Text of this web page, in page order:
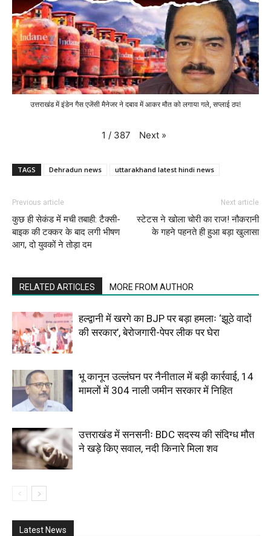
उत्तराखंड में इंडेन गैस एजेंसी मैनेजर ने दबाव में आकर मौत को लगाया गले, सप्लाई ठप!
1 / 387 Next »
TAGS Dehradun news uttarakhand latest hindi news
Previous article
कुछ ही सेकंड में मची तबाही: टैक्सी-
बाइक की टक्कर के बाद लगी भीषण
आग, दो युवकों ने तोड़ा दम
Next article
स्टेटस ने खोला चोरी का राज! नौकरानी
के गहने पहनते ही हुआ बड़ा खुलासा
RELATED ARTICLES MORE FROM AUTHOR
हल्द्वानी में खरगे का BJP पर बड़ा हमलाः ‘झूठे वादों
की सरकार’, बेरोजगारी-पेपर लीक पर घेरा
भू कानून उल्लंघन पर नैनीताल में बड़ी कार्रवाई, 14
मामलों में 304 नाली जमीन सरकार में निहित
उत्तराखंड में सनसनीः BDC सदस्य की संदिग्ध मौत
ने खड़े किए सवाल, नदी किनारे मिला शव
Latest News